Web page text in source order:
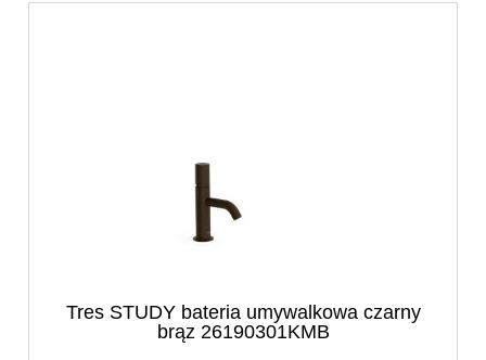
Tres STUDY bateria umywalkowa czarny
brąz 26190301KMB